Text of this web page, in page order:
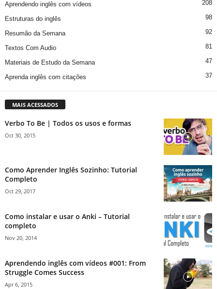
Aprendendo inglês com vídeos 208
Estruturas do inglês 98
Resumão da Semana 92
Textos Com Audio 81
Materiais de Estudo da Semana 47
Aprenda inglês com citações 37
MAIS ACESSADOS
Verbo To Be | Todos os usos e formas
Oct 30, 2015
Como Aprender Inglês Sozinho: Tutorial
Completo
Oct 29, 2017
Como instalar e usar o Anki – Tutorial
completo
Nov 20, 2014
Aprendendo inglês com vídeos #001: From
Struggle Comes Success
Apr 6, 2015